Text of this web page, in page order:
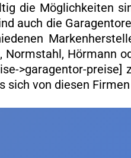
die Mög­lich­kei­ten
auch die
Norm­stahl, Hör­mann
>ga­ra­gen­tor-
sich von die­sen